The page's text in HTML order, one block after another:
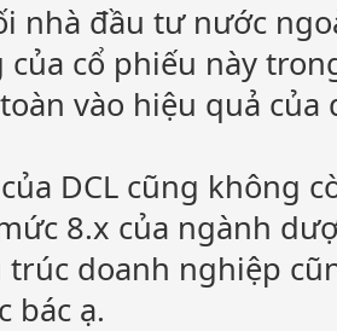
nhà đầu tư nước
cổ phiếu này
vào hiệu quả
DCL cũng không
8.x của ngành
doanh nghiệp
bác ạ.